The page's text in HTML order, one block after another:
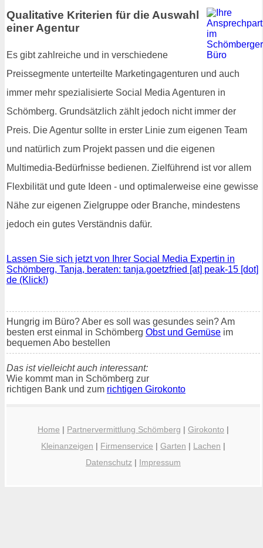
Qualitative Kriterien für die Auswahl
einer Agentur
Es gibt zahlreiche und in verschiedene
Preissegmente unterteilte Marketingagenturen und auch
immer mehr spezialisierte Social Media Agenturen in
Schömberg. Grundsätzlich zählt jedoch nicht immer der
Preis. Die Agentur sollte in erster Linie zum eigenen Team
und natürlich zum Projekt passen und die eigenen
Multimedia-Bedürfnisse bedienen. Zielführend ist vor allem
Flexbilität und gute Ideen - und optimalerweise eine gewisse
Nähe zur eigenen Zielgruppe oder Branche, mindestens
jedoch ein gutes Verständnis dafür.
Lassen Sie sich jetzt von Ihrer Social Media Expertin in
Schömberg, Tanja, beraten: tanja.goetzfried [at] peak-15 [dot]
de (Klick!)
Hungrig im Büro? Aber es soll was gesundes sein? Am
besten erst einmal in Schömberg Obst und Gemüse im
bequemen Abo bestellen
Das ist vielleicht auch interessant:
Wie kommt man in Schömberg zur
richtigen Bank und zum richtigen Girokonto
Home | Partnervermittlung Schömberg | Girokonto |
Kleinanzeigen | Firmenservice | Garten | Lachen |
Datenschutz | Impressum